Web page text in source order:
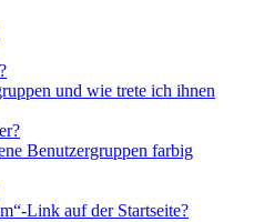
und wie trete ich ihnen
Benutzergruppen farbig
Link auf der Startseite?